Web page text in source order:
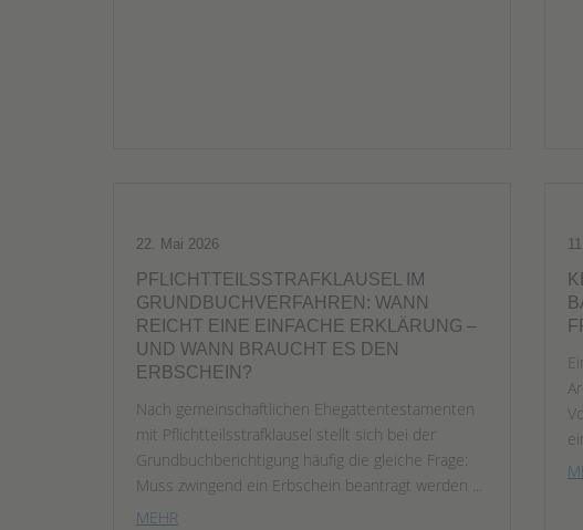
22. Mai 2026
PFLICHTTEILSSTRAFKLAUSEL IM
GRUNDBUCHVERFAHREN: WANN
REICHT EINE EINFACHE ERKLÄRUNG –
UND WANN BRAUCHT ES DEN
ERBSCHEIN?
Nach gemeinschaftlichen Ehegattentestamenten
mit Pflichtteilsstrafklausel stellt sich bei der
Grundbuchberichtigung häufig die gleiche Frage:
Muss zwingend ein Erbschein beantragt werden ...
MEHR